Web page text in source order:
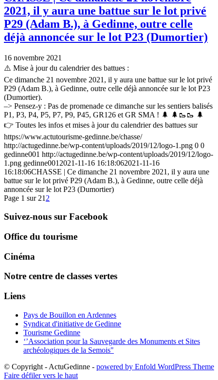
2021, il y aura une battue sur le lot privé
P29 (Adam B.), à Gedinne, outre celle
déjà annoncée sur le lot P23 (Dumortier)
16 novembre 2021
⚠️ Mise à jour du calendrier des battues :
Ce dimanche 21 novembre 2021, il y aura une battue sur le lot privé
P29 (Adam B.), à Gedinne, outre celle déjà annoncée sur le lot P23
(Dumortier).
–> Pensez-y : Pas de promenade ce dimanche sur les sentiers balisés
P1, P3, P4, P5, P7, P9, P45, GR126 et GR SMA ! 🌲 🌲🥾🥾 🌲
👉 Toutes les infos et mises à jour du calendrier des battues sur
https://www.actutourisme-gedinne.be/chasse/
http://actugedinne.be/wp-content/uploads/2019/12/logo-1.png 0 0
gedinne001 http://actugedinne.be/wp-content/uploads/2019/12/logo-
1.png gedinne001 2021-11-16 16:18:062021-11-16
16:18:06CHASSE | Ce dimanche 21 novembre 2021, il y aura une
battue sur le lot privé P29 (Adam B.), à Gedinne, outre celle déjà
annoncée sur le lot P23 (Dumortier)
Page 1 sur 21 2
Suivez-nous sur Facebook
Office du tourisme
Cinéma
Notre centre de classes vertes
Liens
Pays de Bouillon en Ardennes
Syndicat d'initiative de Gedinne
Tourisme Gedinne
‘’Association pour la Sauvegarde des Monuments et Sites
archéologiques de la Semois"
© Copyright - ActuGedinne - powered by Enfold WordPress Theme
Faire défiler vers le haut